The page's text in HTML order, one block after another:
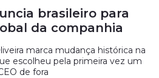
brasileiro para
da companhia
marca mudança histórica na
escolheu pela primeira vez um
de fora